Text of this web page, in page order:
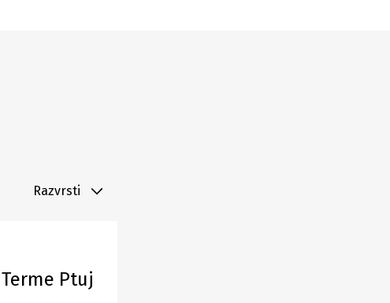
Razvrsti
Ptuj